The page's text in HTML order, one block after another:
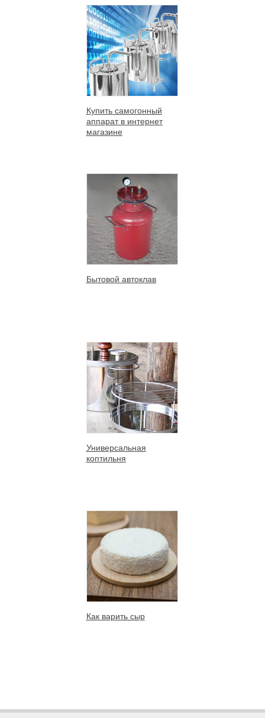
Купить самогонный
аппарат в интернет
магазине
Бытовой автоклав
Универсальная
коптильня
Как варить сыр